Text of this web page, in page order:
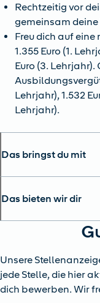
Rechtzeitig vor
gemeinsam deine
Freu dich auf
1.355 Euro (1.
Euro (3.
Lehrjahr), 1.532
Lehrjahr).
Das bringst du mit
Das bieten wir dir
Unsere
jede Stelle, die hier
dich bewerben. Wir